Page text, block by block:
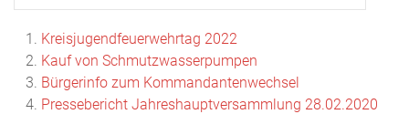
Kreisjugendfeuerwehrtag 2022
Kauf von Schmutzwasserpumpen
Bürgerinfo zum Kommandantenwechsel
Pressebericht Jahreshauptversammlung 28.02.2020